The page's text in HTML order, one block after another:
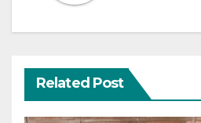
Related Post